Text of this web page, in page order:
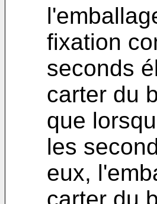
fixation
seconds
carter du
que
les
eux,